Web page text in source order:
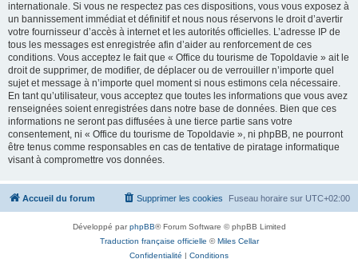
internationale. Si vous ne respectez pas ces dispositions, vous vous exposez à
un bannissement immédiat et définitif et nous nous réservons le droit d’avertir
votre fournisseur d’accès à internet et les autorités officielles. L’adresse IP de
tous les messages est enregistrée afin d’aider au renforcement de ces
conditions. Vous acceptez le fait que « Office du tourisme de Topoldavie » ait le
droit de supprimer, de modifier, de déplacer ou de verrouiller n’importe quel
sujet et message à n’importe quel moment si nous estimons cela nécessaire.
En tant qu’utilisateur, vous acceptez que toutes les informations que vous avez
renseignées soient enregistrées dans notre base de données. Bien que ces
informations ne seront pas diffusées à une tierce partie sans votre
consentement, ni « Office du tourisme de Topoldavie », ni phpBB, ne pourront
être tenus comme responsables en cas de tentative de piratage informatique
visant à compromettre vos données.
Accueil du forum Fuseau horaire sur UTC+02:00
Supprimer les cookies
Développé parphpBB® Forum Software © phpBB Limited
Traduction française officielle ©Miles Cellar
Confidentialité | Conditions